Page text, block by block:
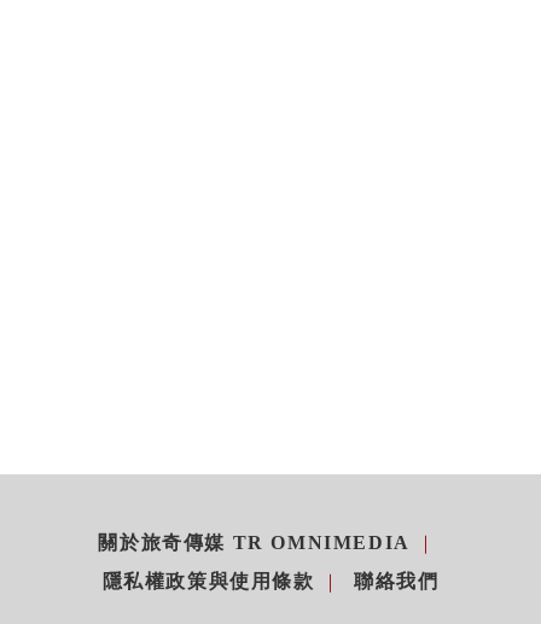
關於旅奇傳媒 TR OMNIMEDIA
隱私權政策與使用條款
聯絡我們